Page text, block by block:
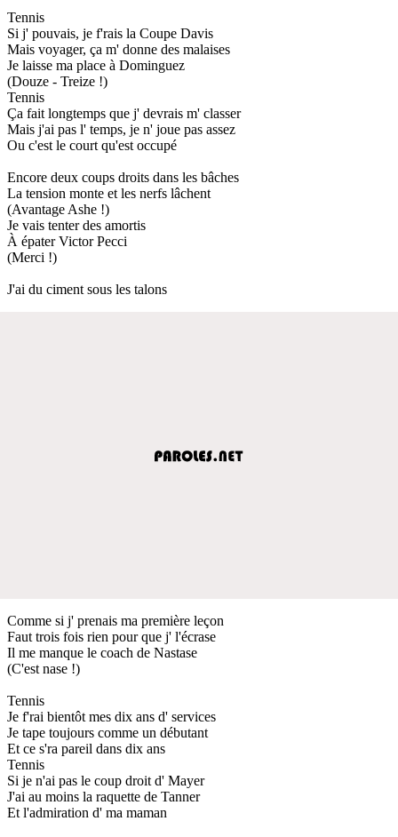
Tennis
Si j' pouvais, je f'rais la Coupe Davis
Mais voyager, ça m' donne des malaises
Je laisse ma place à Dominguez
(Douze - Treize !)
Tennis
Ça fait longtemps que j' devrais m' classer
Mais j'ai pas l' temps, je n' joue pas assez
Ou c'est le court qu'est occupé
Encore deux coups droits dans les bâches
La tension monte et les nerfs lâchent
(Avantage Ashe !)
Je vais tenter des amortis
À épater Victor Pecci
(Merci !)
J'ai du ciment sous les talons
Comme si j' prenais ma première leçon
Faut trois fois rien pour que j' l'écrase
Il me manque le coach de Nastase
(C'est nase !)
Tennis
Je f'rai bientôt mes dix ans d' services
Je tape toujours comme un débutant
Et ce s'ra pareil dans dix ans
Tennis
Si je n'ai pas le coup droit d' Mayer
J'ai au moins la raquette de Tanner
Et l'admiration d' ma maman